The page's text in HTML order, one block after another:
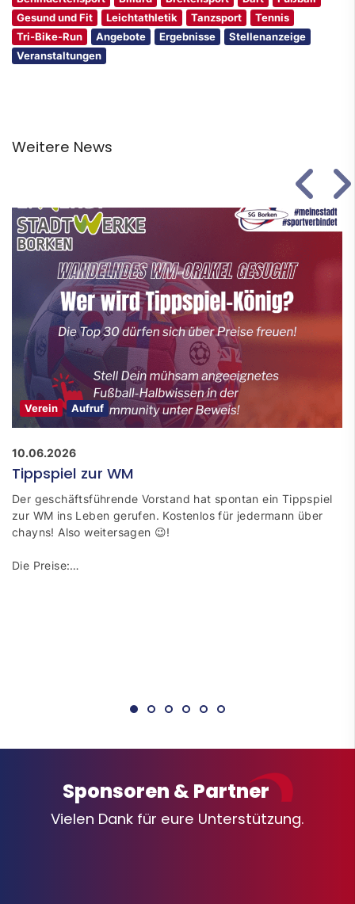
Gesund und Fit
Leichtathletik Tanzsport
Tennis
Tri-Bike-Run
Angebote Ergebnisse
Stellenanzeige
Veranstaltungen
Weitere News
Verein Aufruf
10.06.2026
Tippspiel zur WM
Der geschäftsführende Vorstand hat spontan ein Tippspiel
zur WM ins Leben gerufen. Kostenlos für jedermann über
chayns! Also weitersagen 😉!
Die Preise:…
Sponsoren & Partner
Vielen Dank für eure Unterstützung.